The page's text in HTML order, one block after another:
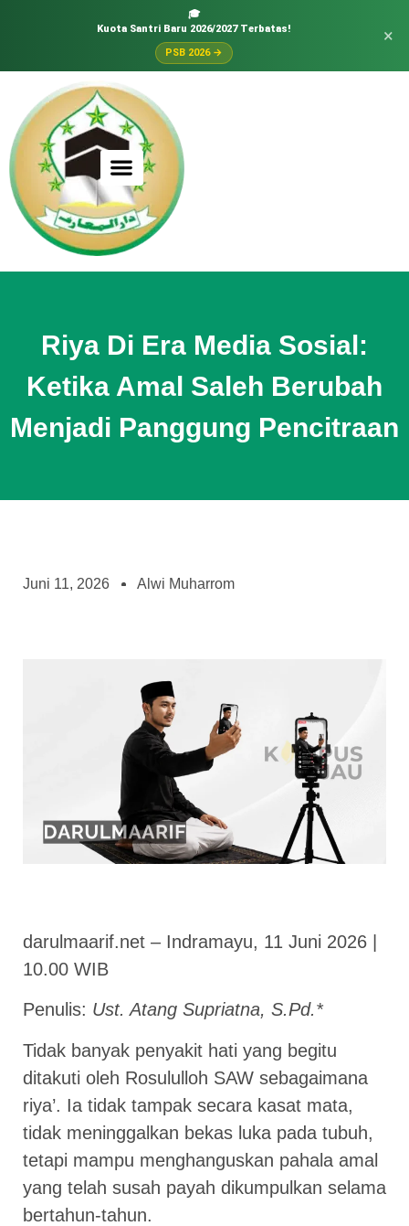
🎓
Kuota Santri Baru 2026/2027 Terbatas!
PSB 2026 →
×
Riya Di Era Media Sosial:
Ketika Amal Saleh Berubah
Menjadi Panggung Pencitraan
Juni 11, 2026 Alwi Muharrom
darulmaarif.net – Indramayu, 11 Juni 2026 |
10.00 WIB
Penulis: Ust. Atang Supriatna, S.Pd.*
Tidak banyak penyakit hati yang begitu
ditakuti oleh Rosululloh SAW sebagaimana
riya’. Ia tidak tampak secara kasat mata,
tidak meninggalkan bekas luka pada tubuh,
tetapi mampu menghanguskan pahala amal
yang telah susah payah dikumpulkan selama
bertahun-tahun.